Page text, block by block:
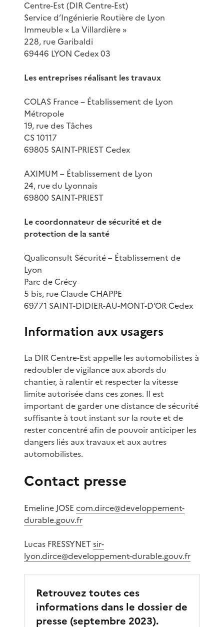
Centre-Est (DIR Centre-Est)
Service d’Ingénierie Routière de Lyon
Immeuble « La Villardière »
228, rue Garibaldi
69446 LYON Cedex 03
Les entreprises réalisant les travaux
COLAS France – Établissement de Lyon
Métropole
19, rue des Tâches
CS 10117
69805 SAINT-PRIEST Cedex
AXIMUM – Établissement de Lyon
24, rue du Lyonnais
69800 SAINT-PRIEST
Le coordonnateur de sécurité et de
protection de la santé
Qualiconsult Sécurité – Établissement de
Lyon
Parc de Crécy
5 bis, rue Claude CHAPPE
69771 SAINT-DIDIER-AU-MONT-D’OR Cedex
Information aux usagers
La DIR Centre-Est appelle les automobilistes à
redoubler de vigilance aux abords du
chantier, à ralentir et respecter la vitesse
limite autorisée dans ces zones. Il est
important de garder une distance de sécurité
suffisante à tout instant sur la route et de
rester concentré afin de pouvoir anticiper les
dangers liés aux travaux et aux autres
automobilistes.
Contact presse
Emeline JOSE com.dirce@developpement-
durable.gouv.fr
Lucas FRESSYNETsir-
lyon.dirce@developpement-durable.gouv.fr
Retrouvez toutes ces
informations dans le dossier de
presse (septembre 2023).